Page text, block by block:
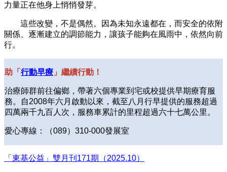
力量正在他身上悄悄發芽。
這些改變，不是偶然。因為未知永遠都在，而安全的依附
關係、逐漸建立的調節能力，讓孩子能夠在風雨中，依然向前
行。
助「 行動早療 」繼續行動！
治療師群前往偏鄉，帶著六個專業到宅或校提供早期療育服
務。自2008年六月啟動以來，截至八月行早提供的服務超過
四萬兩千九百人次，服務車累計的里程超過六十七萬公里。
愛心專線：（089）310-000發展室
「東基公益」雙月刊171期（2025.10）